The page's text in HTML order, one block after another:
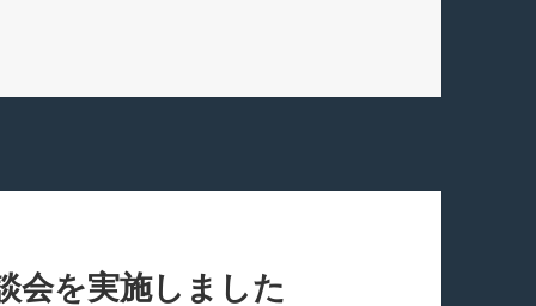
会を実施しました